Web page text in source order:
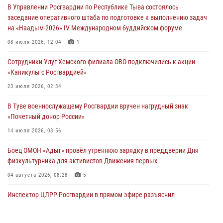
29 июля 2026, 09:41
26 сигналов «Тревога» с автотранспортов отработали экипажи
задержаний Росгвардии в Туве с начала года
В Туве офицер Росгвардии подвела итоги юбилейного личного
забега
В Управлении Росгвардии по Республике Тыва состоялось
заседание оперативного штаба по подготовке к выполнению задач
на «Наадым-2026» IV Международном буддийском форуме
08 июля 2026, 12:04 1
Сотрудники Улуг-Хемского филиала ОВО подключились к акции
«Каникулы с Росгвардией»
23 июля 2026, 02:34
В Туве военнослужащему Росгвардии вручен нагрудный знак
«Почетный донор России»
14 июля 2026, 08:56
Боец ОМОН «Адыг» провёл утреннюю зарядку в преддверии Дня
физкультурника для активистов Движения первых
04 августа 2026, 08:28 5
Инспектор ЦЛРР Росгвардии в прямом эфире разъяснил